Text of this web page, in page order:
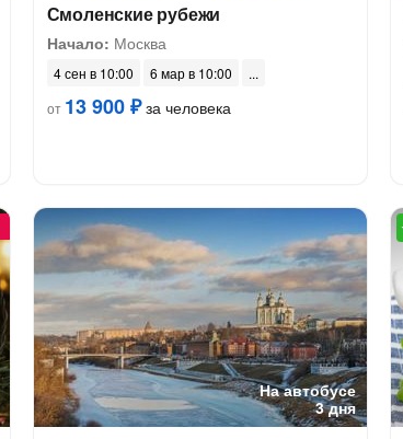
Смоленские рубежи
Начало: Москва
4 сен в 10:00
6 мар в 10:00
от 13 900 ₽за человека
На автобусе
3 дня